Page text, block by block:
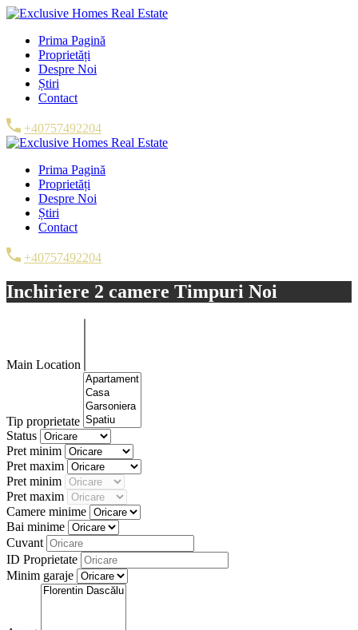
Prima Pagină
Proprietăți
Despre Noi
Știri
Contact
+40757492204
Prima Pagină
Proprietăți
Despre Noi
Știri
Contact
+40757492204
Inchiriere 2 camere Timpuri Noi
Main Location
Tip proprietate
Status
Pret minim
Pret maxim
Pret minim
Pret maxim
Camere minime
Bai minime
Cuvant
ID Proprietate
Minim garaje